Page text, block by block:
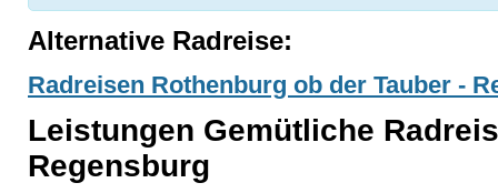
Alternative Radreise:
Radreisen Rothenburg ob der Tauber -
Leistungen Gemütliche
Regensburg